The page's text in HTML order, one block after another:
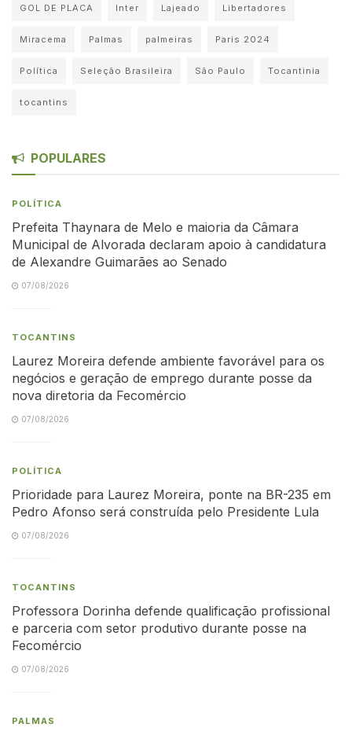
GOL DE PLACA Inter Lajeado Libertadores
Miracema Palmas palmeiras Paris 2024
Política Seleção Brasileira São Paulo Tocantinia
tocantins
POPULARES
POLÍTICA
Prefeita Thaynara de Melo e maioria da Câmara
Municipal de Alvorada declaram apoio à candidatura
de Alexandre Guimarães ao Senado
07/08/2026
TOCANTINS
Laurez Moreira defende ambiente favorável para os
negócios e geração de emprego durante posse da
nova diretoria da Fecomércio
07/08/2026
POLÍTICA
Prioridade para Laurez Moreira, ponte na BR-235 em
Pedro Afonso será construída pelo Presidente Lula
07/08/2026
TOCANTINS
Professora Dorinha defende qualificação profissional
e parceria com setor produtivo durante posse na
Fecomércio
07/08/2026
PALMAS